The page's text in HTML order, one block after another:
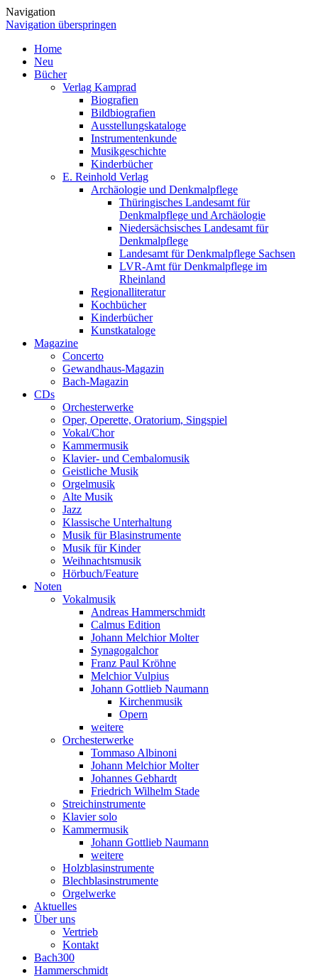
Navigation
Navigation überspringen
Home
Neu
Bücher
Verlag Kamprad
Biografien
Bildbiografien
Ausstellungskataloge
Instrumentenkunde
Musikgeschichte
Kinderbücher
E. Reinhold Verlag
Archäologie und Denkmalpflege
Thüringisches Landesamt für
Denkmalpflege und Archäologie
Niedersächsisches Landesamt für
Denkmalpflege
Landesamt für Denkmalpflege Sachsen
LVR-Amt für Denkmalpflege im
Rheinland
Regionalliteratur
Kochbücher
Kinderbücher
Kunstkataloge
Magazine
Concerto
Gewandhaus-Magazin
Bach-Magazin
CDs
Orchesterwerke
Oper, Operette, Oratorium, Singspiel
Vokal/Chor
Kammermusik
Klavier- und Cembalomusik
Geistliche Musik
Orgelmusik
Alte Musik
Jazz
Klassische Unterhaltung
Musik für Blasinstrumente
Musik für Kinder
Weihnachtsmusik
Hörbuch/Feature
Noten
Vokalmusik
Andreas Hammerschmidt
Calmus Edition
Johann Melchior Molter
Synagogalchor
Franz Paul Kröhne
Melchior Vulpius
Johann Gottlieb Naumann
Kirchenmusik
Opern
weitere
Orchesterwerke
Tommaso Albinoni
Johann Melchior Molter
Johannes Gebhardt
Friedrich Wilhelm Stade
Streichinstrumente
Klavier solo
Kammermusik
Johann Gottlieb Naumann
weitere
Holzblasinstrumente
Blechblasinstrumente
Orgelwerke
Aktuelles
Über uns
Vertrieb
Kontakt
Bach300
Hammerschmidt